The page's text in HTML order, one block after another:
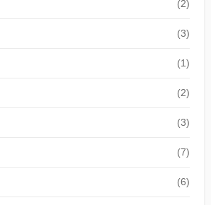
(2)
(3)
(1)
(2)
(3)
(7)
(6)